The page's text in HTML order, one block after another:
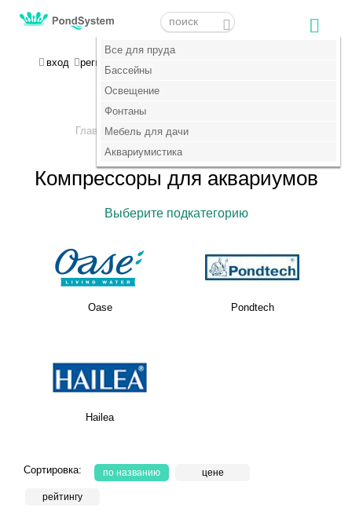
Все для пруда
Бассейны
Освещение
Фонтаны
Мебель для дачи
Аквариумистика
Все для пруда
Бассейны
Освещение
Фонтаны
Мебель для дачи
Аквариумистика
вход регистрация
+7 (495) 647-14-07
Главная > Аквариумистика
Компрессоры для аквариумов
Выберите подкатегорию
Oase Pondtech
Hailea
Сортировка: по названию цене
рейтингу